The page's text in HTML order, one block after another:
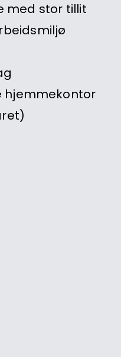
med stor tillit
hjemmekontor